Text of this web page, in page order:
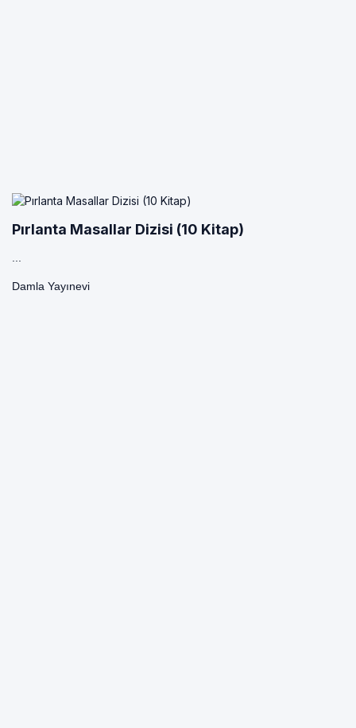
Pırlanta Masallar Dizisi (10 Kitap)
Damla Yayınevi